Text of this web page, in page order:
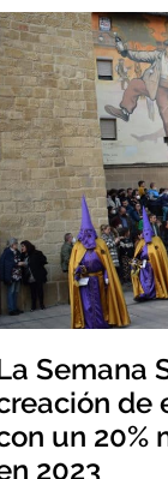
Semana
de
un 20%
2023